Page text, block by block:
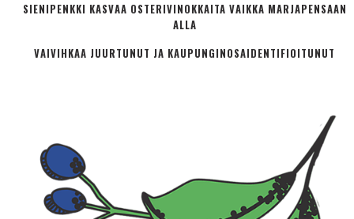
SIENIPENKKI KASVAA OSTERIVINOKKAITA VAIKKA MARJAPENSAAN
ALLA
VAIVIHKAA JUURTUNUT JA KAUPUNGINOSA­IDENTIFIOITUNUT